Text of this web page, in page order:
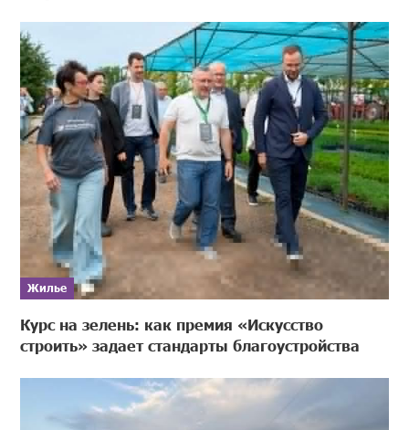
Жилье
Курс на зелень: как премия «Искусство
строить» задает стандарты благоустройства